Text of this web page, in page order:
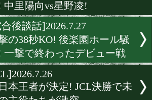
衝撃のKO決着! 日本スーパ
イト級戦は激震
[試合後談話]2026.8.1
世界を見据える堀池空希!
戦で見せた進化の拳